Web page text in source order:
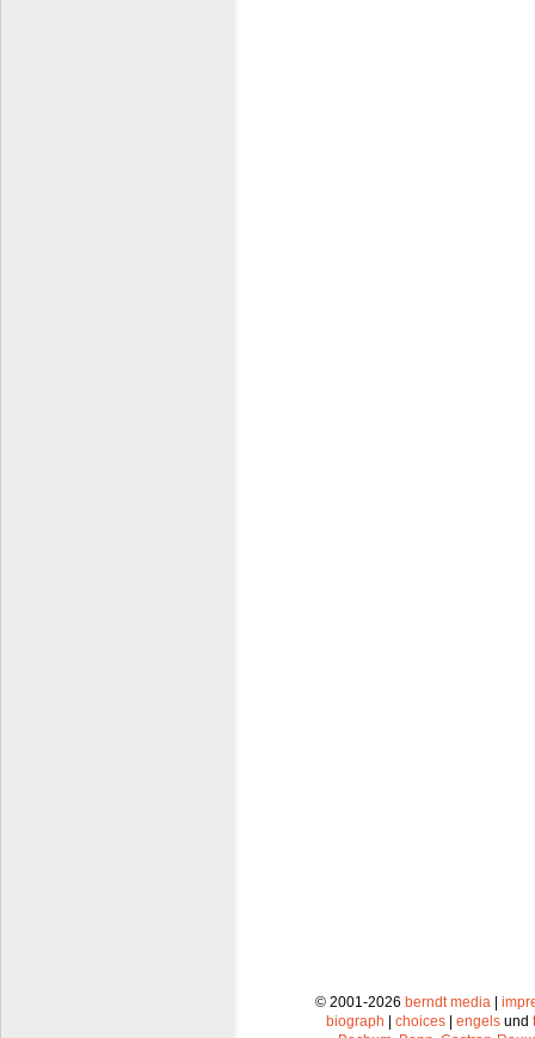
© 2001-2026 berndt media|
biograph
choices engels und